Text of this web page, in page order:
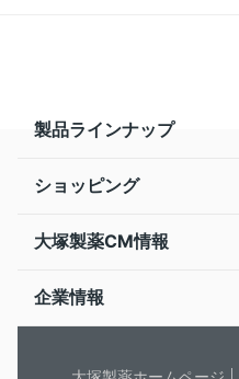
製品ラインナップ
ショッピング
大塚製薬CM情報
企業情報